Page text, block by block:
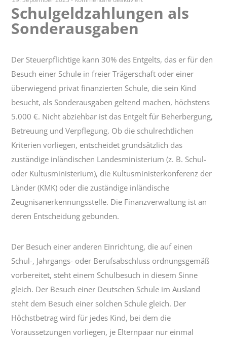
Schulgeldzahlungen
als
Schulgeldzahlungen als
Sonderausgaben
Der Steuerpflichtige kann 30% des Entgelts, das er für den
Besuch einer Schule in freier Trägerschaft oder einer
überwiegend privat finanzierten Schule, die sein Kind
besucht, als Sonderausgaben geltend machen, höchstens
5.000 €. Nicht abziehbar ist das Entgelt für Beherbergung,
Betreuung und Verpflegung. Ob die schulrechtlichen
Kriterien vorliegen, entscheidet grundsätzlich das
zuständige inländischen Landesministerium (z. B. Schul-
oder Kultusministerium), die Kultusministerkonferenz der
Länder (KMK) oder die zuständige inländische
Zeugnisanerkennungsstelle. Die Finanzverwaltung ist an
deren Entscheidung gebunden.
Der Besuch einer anderen Einrichtung, die auf einen
Schul-, Jahrgangs- oder Berufsabschluss ordnungsgemäß
vorbereitet, steht einem Schulbesuch in diesem Sinne
gleich. Der Besuch einer Deutschen Schule im Ausland
steht dem Besuch einer solchen Schule gleich. Der
Höchstbetrag wird für jedes Kind, bei dem die
Voraussetzungen vorliegen, je Elternpaar nur einmal